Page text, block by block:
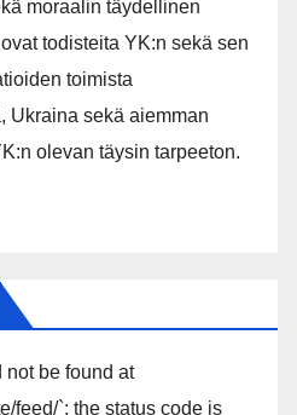
moraalin täydellinen
todisteita YK:n sekä sen
toimista
Ukraina sekä aiemman
olevan täysin tarpeeton.
not be found at
feed/`; the status code is